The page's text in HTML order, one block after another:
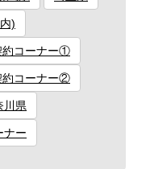
)
約コーナー①
約コーナー②
川県
ナー